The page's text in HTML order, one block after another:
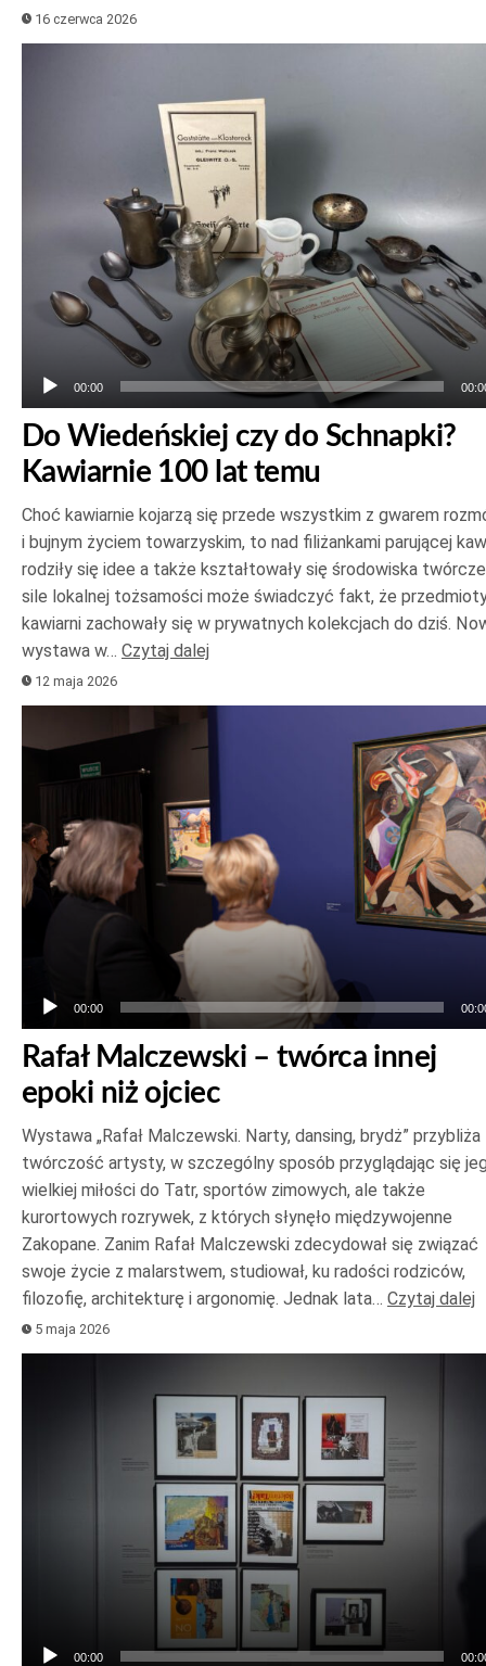
16 czerwca 2026
00:00
Do Wiedeńskiej czy do Schnapki?
Kawiarnie 100 lat temu
Choć kawiarnie kojarzą się przede wszystkim z gwarem
i bujnym życiem towarzyskim, to nad filiżankami parującej
rodziły się idee a także kształtowały się środowiska
sile lokalnej tożsamości może świadczyć fakt, że
kawiarni zachowały się w prywatnych kolekcjach do dziś.
wystawa w… Czytaj dalej
12 maja 2026
plików
dźwiękowych
00:00
Rafał Malczewski – twórca innej
epoki niż ojciec
Wystawa „Rafał Malczewski. Narty, dansing, brydż” przybliża
twórczość artysty, w szczególny sposób przyglądając się
wielkiej miłości do Tatr, sportów zimowych, ale także
kurortowych rozrywek, z których słynęło międzywojenne
Zakopane. Zanim Rafał Malczewski zdecydował się związać
swoje życie z malarstwem, studiował, ku radości rodziców,
filozofię, architekturę i argonomię. Jednak lata… Czytaj dalej
5 maja 2026
00:00